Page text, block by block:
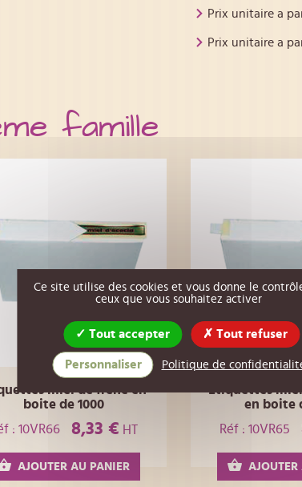
Prix unitaire a
Prix unitaire a
famille
miel de frêne en
boite de 1000
: 10VR66
8,33 € HT
AJOUTER AU PANIER
Etiquettes
en boite
Réf : 10VR65
AJOUTER
Ce site utilise des cookies et vous donne le
ceux que vous souhaitez activer
Tout accepter Tout refuser
Personnaliser Politique de